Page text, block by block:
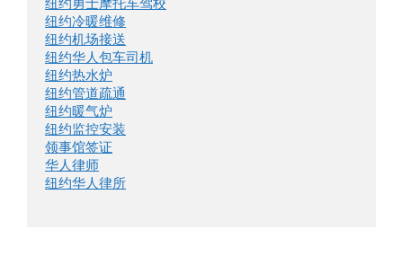
纽约冷暖维修
纽约机场接送
纽约华人包车司机
纽约热水炉
纽约管道疏通
纽约暖气炉
纽约监控安装
领事馆签证
华人律师
纽约华人律所